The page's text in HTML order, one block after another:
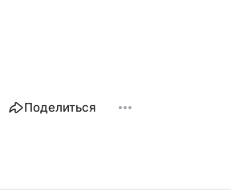
Поделиться